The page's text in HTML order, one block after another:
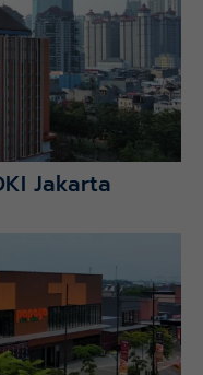
Jakarta